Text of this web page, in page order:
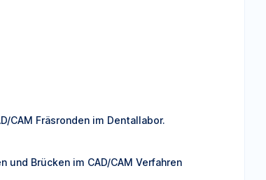
MEHR ENTDECKEN
CAM Fräsronden im Dentallabor.
und Brücken im CAD/CAM Verfahren